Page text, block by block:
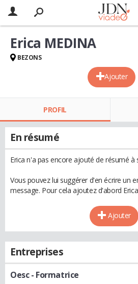
Ajouter
Erica MEDINA
BEZONS
PROFIL
En résumé
Erica n'a pas encore ajouté de résumé à
Vous pouvez lui suggérer d'en écrire un
message. Pour cela ajoutez d'abord
Ajouter
Entreprises
Oesc- Formatrice